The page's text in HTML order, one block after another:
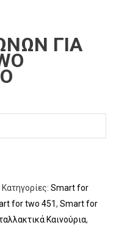
ΓΙΑ
Κατηγορίες: Smart for
for two 451, Smart for
Καινούρια,